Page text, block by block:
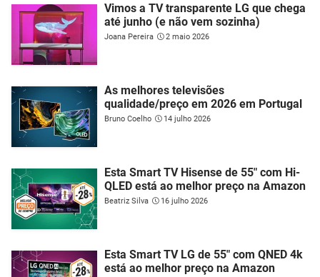
Vimos a TV transparente LG que chega
até junho (e não vem sozinha)
Joana Pereira 2 maio 2026
As melhores televisões
qualidade/preço em 2026 em Portugal
Bruno Coelho 14 julho 2026
Esta Smart TV Hisense de 55" com Hi-
QLED está ao melhor preço na Amazon
Beatriz Silva 16 julho 2026
Esta Smart TV LG de 55" com QNED 4k
está ao melhor preço na Amazon